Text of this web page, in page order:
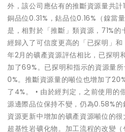
外，該公司應佔有的推斷資源量共計
銅品位0.31%，鈷品位0.16%（鎳當
是，相對於「推斷」類資源，71%
經歸入了可信度更高的「已探明」
年2月的礦產資源評估相比，已探明
加了69%。已探明和指示的資源量
0%。推斷資源量的噸位也增加了
了4%。 • 由於經判定，之前使用的
源邊際品位保持不變，仍為0.58%的
資源更新中增加的礦產資源噸位的
超基性岩礦化物。加工流程的改變（